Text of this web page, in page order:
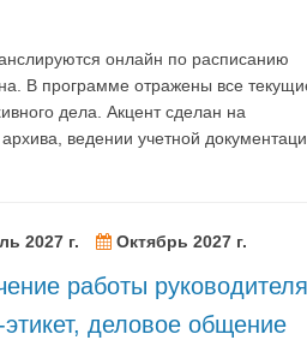
онлайн по расписанию
В программе отражены все
дела. Акцент сделан на
ведении учетной
2027 г. Октябрь 2027 г.
работы
деловое общение